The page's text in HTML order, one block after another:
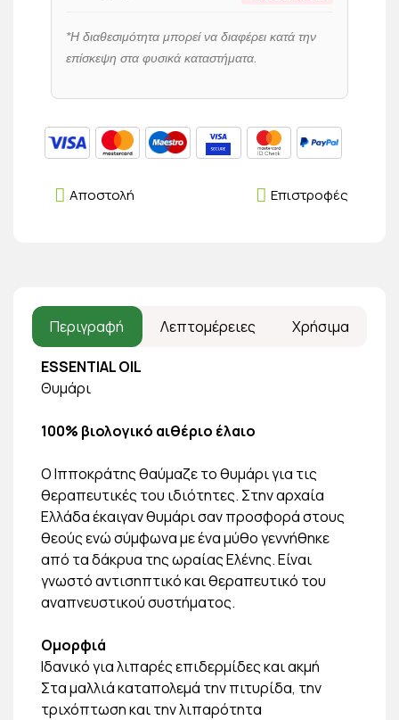
*Η διαθεσιμότητα μπορεί να διαφέρει κατά την
επίσκεψη στα φυσικά καταστήματα.
Επιστροφές
Αποστολή
Περιγραφή Λεπτομέρειες Χρήσιμα
ESSENTIAL OIL
Θυμάρι
100% βιολογικό αιθέριο έλαιο
Ο Ιπποκράτης θαύμαζε το θυμάρι για τις
θεραπευτικές του ιδιότητες. Στην αρχαία
Ελλάδα έκαιγαν θυμάρι σαν προσφορά στους
θεούς ενώ σύμφωνα με ένα μύθο γεννήθηκε
από τα δάκρυα της ωραίας Ελένης. Είναι
γνωστό αντισηπτικό και θεραπευτικό του
αναπνευστικού συστήματος.
Ομορφιά
Iδανικό για λιπαρές επιδερμίδες και ακμή
Στα μαλλιά καταπολεμά την πιτυρίδα, την
τριχόπτωση και την λιπαρότητα